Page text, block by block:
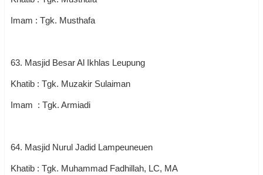
Imam : Tgk. Musthafa
63. Masjid Besar Al Ikhlas Leupung
Khatib : Tgk. Muzakir Sulaiman
Imam : Tgk. Armiadi
64. Masjid Nurul Jadid Lampeuneuen
Khatib : Tgk. Muhammad Fadhillah, LC, MA